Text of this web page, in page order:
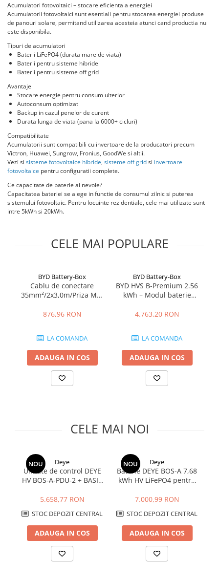
HV
US
SMA
Sungrow
SBH
SBS
Accesorii stocare
Cabluri aluminiu coaxial
bransament
Cabluri aluminiu nearmat
Cabluri aluminiu tip Enel
Cabluri aluminiu torsadat/aerian
Cabluri energie joasa tensiune -
Cabluri cupru armat
Cabluri cupru coaxial bransament
Cabluri cupru flexibil
Cabluri cupru nearmat
Cabluri cupru rezistente la foc
Cabluri flexibile
Cabluri flexibile plate
Cabluri medie tensiune
Cabluri medie tensiune aluminiu
Cabluri optice
Cabluri speciale
Conductori rigizi
Conductori rigizi cupru
Cabluri boxe
ecranate
Cutie ABS modulara
Doze
Doze aparat
Jgheaburi
Jgheab metalic perforat
Jgheab tip sarma
Tablou metalic
Tablou organizare santier echipat
Tablou organizare santier necablat
Tub flexibil
Tub flexibil dublu perete (corugata)
Tub flexibil metalic
Intrerupatoare automate
AFDD
Intrerupatoare automate de putere
Intrerupatoare automate
diferentiale
Intrerupatoare automate modulare
Separator sarcina
Relee
Releu monitorizare tensiune
Separator fuzibil
Separator fuzibil aplicatii
fotovoltaice
Sigurante fuzibile
Aplica LED
Corpuri solare
Corpuri solare decorative
Iluminat festiv
Instalatii sarbatori
Lanterne
Stalpi de iluminat
Acumulatori fotovoltaici – stocare eficienta a energiei
Acumulatorii fotovoltaici sunt esentiali pentru stocarea energiei produse
de panouri solare, permitand utilizarea acesteia atunci cand productia nu
este disponibila.
Tipuri de acumulatori
Baterii LiFePO4 (durata mare de viata)
Baterii pentru sisteme hibride
Baterii pentru sisteme off grid
Avantaje
Stocare energie pentru consum ulterior
Autoconsum optimizat
Backup in cazul penelor de curent
Durata lunga de viata (pana la 6000+ cicluri)
Compatibilitate
Acumulatorii sunt compatibili cu invertoare de la producatori precum
Victron, Huawei, Sungrow, Fronius, GoodWe si altii.
Vezi si sisteme fotovoltaice hibride, sisteme off gridsi invertoare
fotovoltaice pentru configuratii complete.
Ce capacitate de baterie ai nevoie?
Capacitatea bateriei se alege in functie de consumul zilnic si puterea
sistemului fotovoltaic. Pentru locuinte rezidentiale, cele mai utilizate sunt
intre 5kWh si 20kWh.
CELE MAI POPULARE
BYD Battery-Box
Cablu de conectare
35mm²/2x3,0m/Priza M8-
876,96 RON
LA COMANDA
ADAUGA IN COS
BYD Battery-Box
BYD HVS B-Premium 2.56
kWh – Modul baterie
hibride
4.763,20 RON
LA COMANDA
ADAUGA IN COS
CELE MAI NOI
NOU Deye
Unitate de control DEYE
HV BOS-A-PDU-2 + BASIC
kWh
5.658,77 RON
STOC DEPOZIT CENTRAL
ADAUGA IN COS
NOU Deye
Baterie DEYE BOS-A 7,68
kWh HV LiFePO4 pentru
7.000,99 RON
STOC DEPOZIT CENTRAL
ADAUGA IN COS